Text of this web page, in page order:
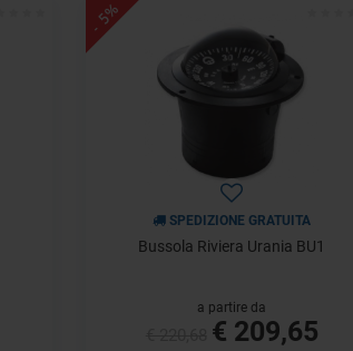
- 5%
SPEDIZIONE GRATUITA
Bussola Riviera Urania BU1
a partire da
€ 209,65